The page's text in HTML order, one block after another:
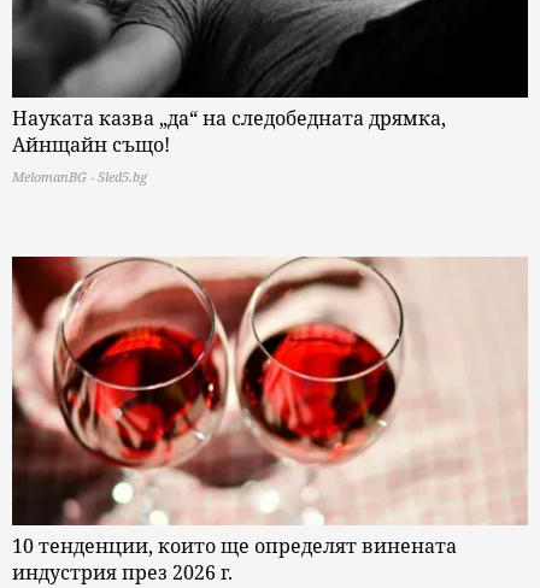
Науката казва „да“ на следобедната дрямка,
Айнщайн също!
MelomanBG - Sled5.bg
10 тенденции, които ще определят винената
индустрия през 2026 г.